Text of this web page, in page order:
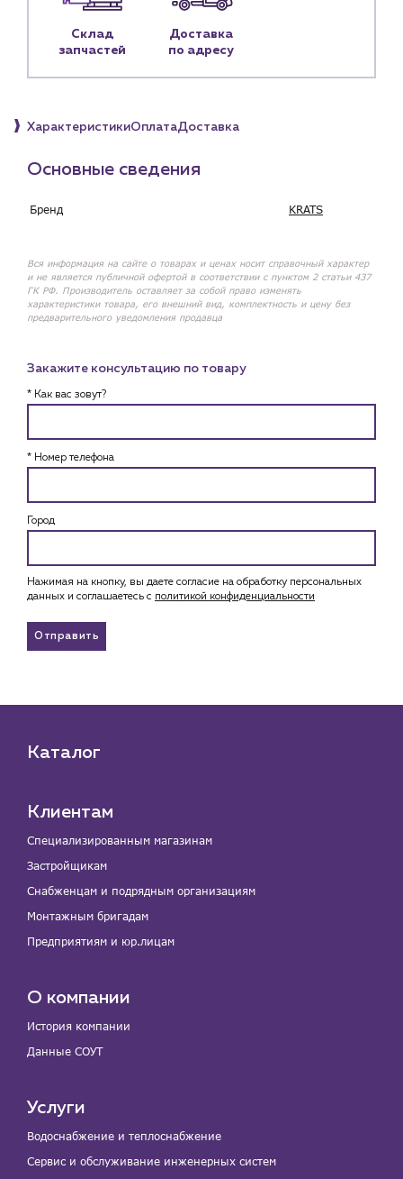
Пн – пт: 9:00 – 18:00
sales@profpotok.ru
Склад
запчастей
Доставка
по адресу
ХарактеристикиОплатаДоставка
Основные сведения
Бренд KRATS
Вся информация на сайте о товарах и ценах носит справочный характер
и не является публичной офертой в соответствии с пунктом 2 статьи 437
ГК РФ. Производитель оставляет за собой право изменять
характеристики товара, его внешний вид, комплектность и цену без
предварительного уведомления продавца
Закажите консультацию по товару
* Как вас зовут?
* Номер телефона
Город
Нажимая на кнопку, вы даете согласие на обработку персональных
данных и соглашаетесь c политикой конфиденциальности
Отправить
Каталог
Клиентам
Специализированным магазинам
Застройщикам
Снабженцам и подрядным организациям
Монтажным бригадам
Предприятиям и юр.лицам
О компании
История компании
Данные СОУТ
Услуги
Водоснабжение и теплоснабжение
Сервис и обслуживание инженерных систем